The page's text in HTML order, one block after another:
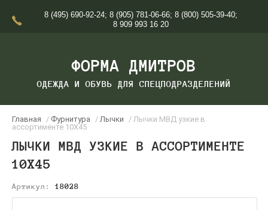
8 (495) 690-92-24; 8 (905) 781-06-66; 8 (800) 505-39-40;
8 909 993 16 20
ФОРМА ДМИТРОВ
ОДЕЖДА И ОБУВЬ ДЛЯ СПЕЦПОДРАЗДЕЛЕНИЙ
Главная / Фурнитура / Лычки
/ Лычки МВД узкие в
ассортименте 10Х45
ЛЫЧКИ МВД УЗКИЕ В АССОРТИМЕНТЕ
10Х45
Артикул: 18028